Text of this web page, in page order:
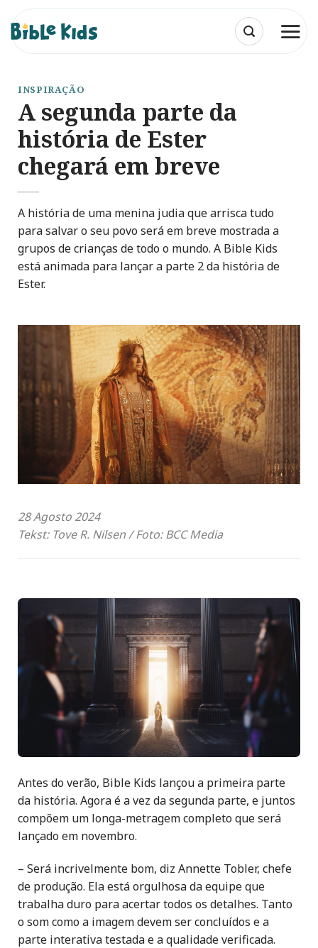
content
INSPIRAÇÃO
A segunda parte da
história de Ester
chegará em breve
A história de uma menina judia que arrisca tudo
para salvar o seu povo será em breve mostrada a
grupos de crianças de todo o mundo. A Bible Kids
está animada para lançar a parte 2 da história de
Ester.
28 Agosto 2024
Tekst: Tove R. Nilsen / Foto: BCC Media
Antes do verão, Bible Kids lançou a primeira parte
da história. Agora é a vez da segunda parte, e juntos
compõem um longa-metragem completo que será
lançado em novembro.
– Será incrivelmente bom, diz Annette Tobler, chefe
de produção. Ela está orgulhosa da equipe que
trabalha duro para acertar todos os detalhes. Tanto
o som como a imagem devem ser concluídos e a
parte interativa testada e a qualidade verificada.